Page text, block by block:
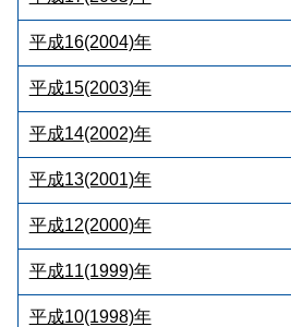
平成16(2004)年
平成15(2003)年
平成14(2002)年
平成13(2001)年
平成12(2000)年
平成11(1999)年
平成10(1998)年